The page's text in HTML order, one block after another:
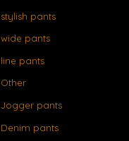
stylish pants
wide pants
line pants
Other
Jogger pants
Denim pants